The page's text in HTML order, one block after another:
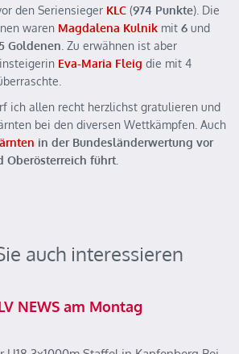
den Seriensieger KLC (974 Punkte). Die
waren Magdalena Kulnik mit 6 und
5 Goldenen . Zu erwähnen ist aber
Eva-Maria Fleig die mit 4
ich allen recht herzlichst gratulieren und
bei den diversen Wettkämpfen. Auch
in der Bundesländerwertung vor
Oberösterreich führt.
auch interessieren
NEWS am Montag